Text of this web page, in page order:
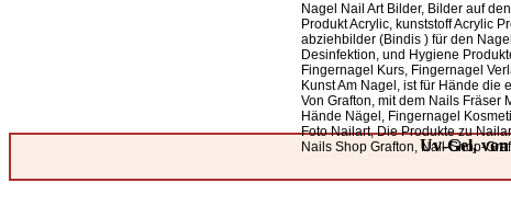
Nagel Nail Art Bilder, Bilder auf
Produkt Acrylic, kunststoff Acrylic
abziehbilder (Bindis ) für den
Desinfektion, und Hygiene
Fingernagel Kurs, Fingernagel
Kunst Am Nagel, ist für Hände die
Von Grafton, mit dem Nails Fräser
Hände Nägel, Fingernagel
Foto Nailart, Die Produkte zu
Nails Shop Grafton, Nail-Shop-
Uv-Gel,